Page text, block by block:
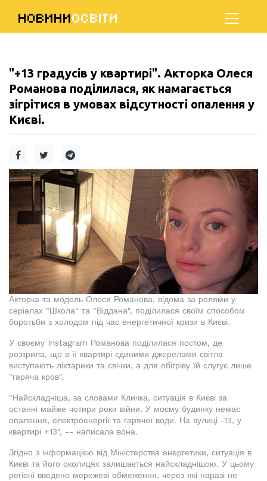
НОВИНИОСВІТИ
"+13 градусів у квартирі". Акторка Олеся
Романова поділилася, як намагається
зігрітися в умовах відсутності опалення у
Києві.
Акторка та модель Олеся Романова, відома за ролями у
серіалах "Школа" та "Віддана", поділилася своїм способом
боротьби з холодом під час енергетичної кризи в Києві.
У своєму Instagram Романова поділилася постом, де
розкрила, що в її квартирі єдиними джерелами світла
виступають ліхтарики та свічки, а для обігріву їй слугує лише
"гаряча кров".
"Найскладніша, за словами Кличка, ситуація в Києві за
останні майже чотири роки війни. У моєму будинку немає
опалення, електроенергії та гарячої води. На вулиці -13, у
квартирі +13", -- написала вона.
Згідно з інформацією від Міністерства енергетики, ситуація в
Києві та його околицях залишається найскладнішою. У цьому
регіоні введено мережеві обмеження, через які наразі не